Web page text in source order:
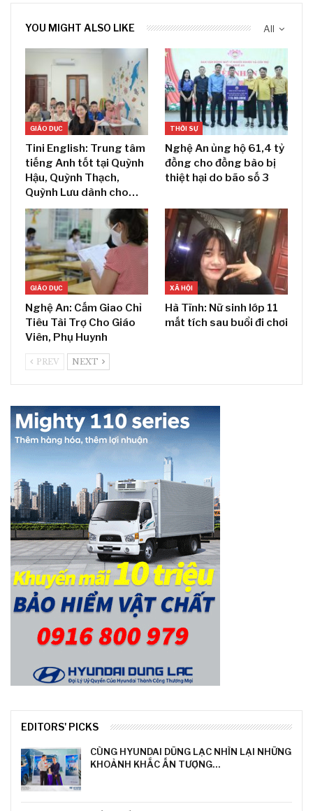
All
YOU MIGHT ALSO LIKE
GIÁO DỤC
Tini English: Trung tâm
tiếng Anh tốt tại Quỳnh
Hậu, Quỳnh Thạch,
Quỳnh Lưu dành cho…
THỜI SỰ
Nghệ An ủng hộ 61,4 tỷ
đồng cho đồng bào bị
thiệt hại do bão số 3
GIÁO DỤC
Nghệ An: Cấm Giao Chỉ
Tiêu Tài Trợ Cho Giáo
Viên, Phụ Huynh
XÃ HỘI
Hà Tĩnh: Nữ sinh lớp 11
mất tích sau buổi đi chơi
PREV NEXT
EDITORS' PICKS
CÙNG HYUNDAI DŨNG LẠC NHÌN LẠI NHỮNG
KHOẢNH KHẮC ẤN TƯỢNG…